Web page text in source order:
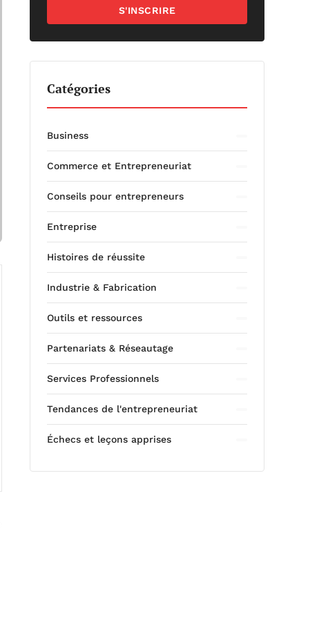
S'INSCRIRE
Catégories
Business
Commerce et Entrepreneuriat
Conseils pour entrepreneurs
Entreprise
Histoires de réussite
Industrie & Fabrication
Outils et ressources
Partenariats & Réseautage
Services Professionnels
Tendances de l'entrepreneuriat
Échecs et leçons apprises